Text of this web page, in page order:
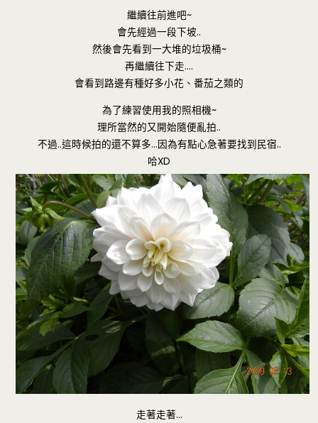
繼續往前進吧~
會先經過一段下坡..
然後會先看到一大堆的垃圾桶~
再繼續往下走….
會看到路邊有種好多小花、番茄之類的
為了練習使用我的照相機~
理所當然的又開始隨便亂拍..
不過..這時候拍的還不算多…因為有點心急著要找到民宿..
哈XD
走著走著…